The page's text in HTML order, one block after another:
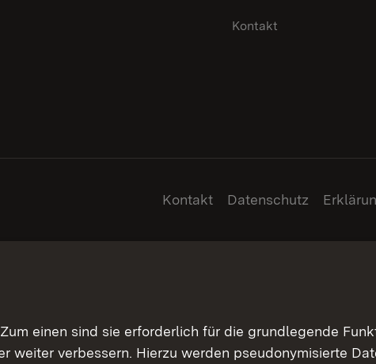
Kontakt
Kontakt Datenschutz
einen sind sie erforderlich für die grundlegende
weiter verbessern. Hierzu werden pseudonymisierte